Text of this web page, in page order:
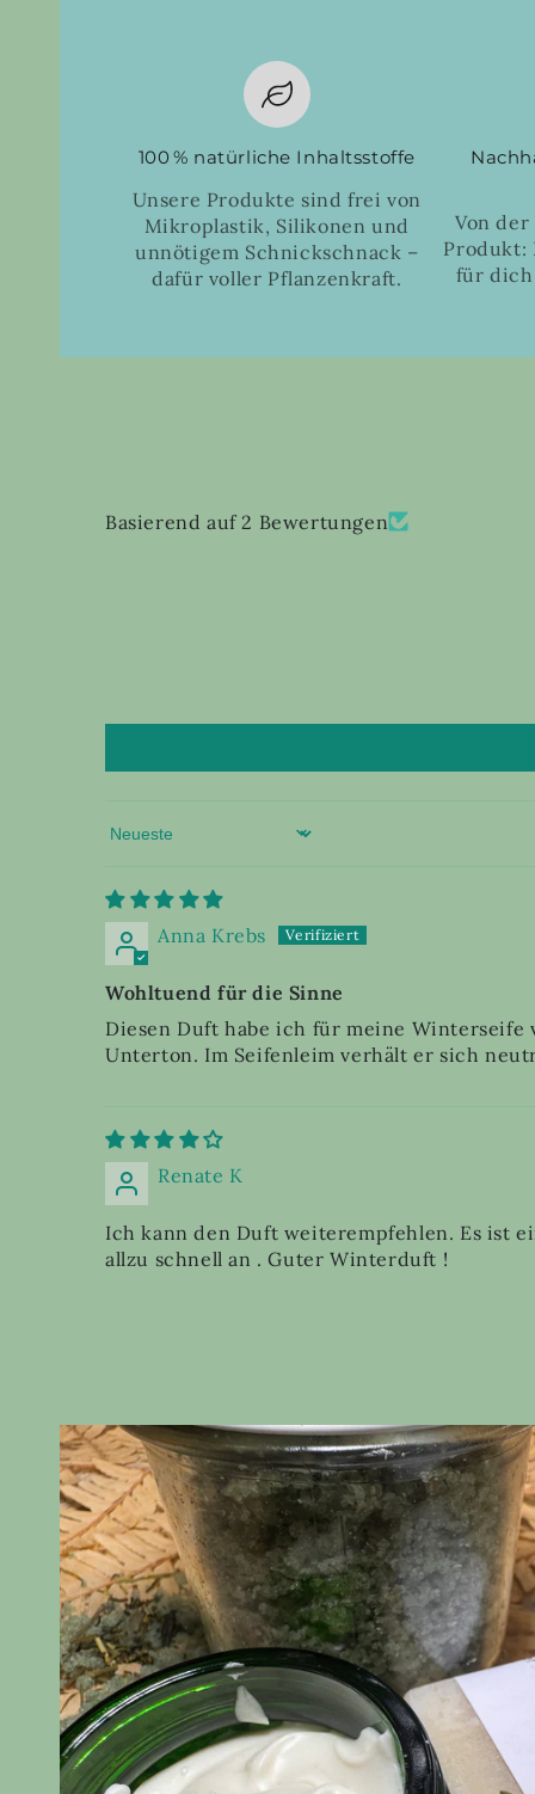
100 % natürliche Inhaltsstoffe
Unsere Produkte sind frei von
Mikroplastik, Silikonen und
unnötigem Schnickschnack –
dafür voller Pflanzenkraft.
Von der
Produkt:
für
Basierend auf 2 Bewertungen
Sort by
Anna Krebs
Wohltuend für die Sinne
Diesen Duft habe ich für meine
Unterton. Im Seifenleim verhält er sich
Renate K
Ich kann den Duft weiterempfehlen. Es ist
allzu schnell an . Guter Winterduft !